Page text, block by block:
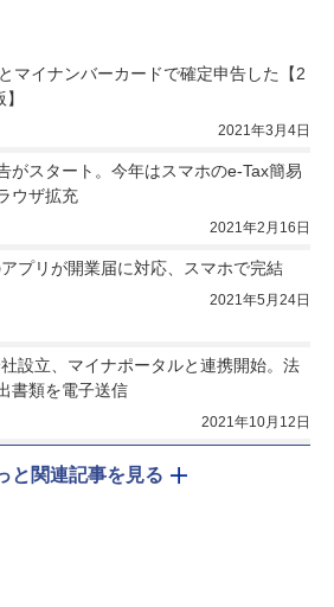
マイナンバーカードで確定申告した【2
2021年3月4日
がスタート。今年はスマホのe-Tax簡易
ウザ拡充
2021年2月16日
プリが開業届に対応、スマホで完結
2021年5月24日
設立、マイナポータルと連携開始。法
書類を電子送信
2021年10月12日
と関連記事を見る